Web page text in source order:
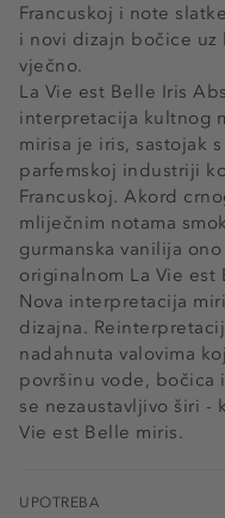
Francuskoj i note
i novi dizajn bočice uz
vječno.
La Vie est Belle Iris
interpretacija kultnog
mirisa je iris, sastojak
parfemskoj industriji
Francuskoj. Akord
mliječnim notama
gurmanska vanilija
originalnom La Vie est
Nova interpretacija
dizajna.
nadahnuta valovima
površinu vode, bočica
se nezaustavljivo širi -
Vie est Belle miris.
UPOTREBA